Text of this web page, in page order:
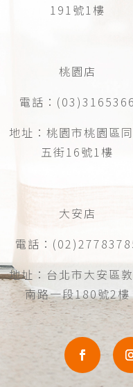
191號1樓
桃園店
電話：(03)3165366
地址：桃園市桃園區
五街16號1樓
大安店
電話：
地址：台北市大安區
南路一段180號2樓